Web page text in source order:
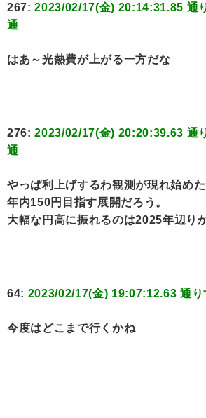
267:2023/02/17(金) 20:14:31.85 通
通
はあ～光熱費が上がる一方だな
276:2023/02/17(金) 20:20:39.63 通
通
やっぱ利上げするわ観測が現れ始めた
年内150円目指す展開だろう。
大幅な円高に振れるのは2025年辺り
64: 2023/02/17(金) 19:07:12.63 通り
今度はどこまで行くかね